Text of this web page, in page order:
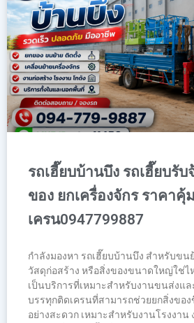
รถเฮี๊ยบบ้านบึง รถเฮี๊ยบรับ
ของ ยกเครื่องจักร ราคา
เครน0947799887
กำลังมองหา รถเฮี๊ยบบ้านบึง สำหรับขน
วัสดุก่อสร้าง หรือสิ่งของขนาดใหญ่ใช่ไ
เป็นบริการที่เหมาะสำหรับงานขนส่งแล
บรรทุกติดเครนที่สามารถช่วยยกสิ่งขอ
อย่างสะดวก เหมาะสำหรับงานโรงงาน